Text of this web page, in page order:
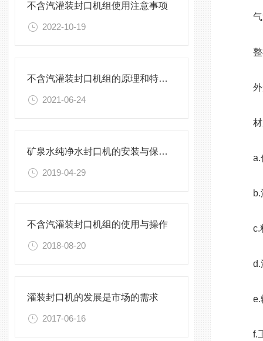
不含汽灌装封口机组使用注意事项
2022-10-19
不含汽灌装封口机组的原理和特点介绍
2021-06-24
矿泉水纯净水封口机的安装与保养，不能有一丝的马虎
2019-04-29
不含汽灌装封口机组的使用与操作
2018-08-20
灌装封口机的发展是市场的需求
2017-06-16
气
整
外形
材
a.传
b.灌
c.料
d.灌
e.输
f.工